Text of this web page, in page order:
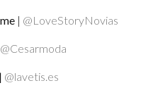
| @LoveStoryNovias
@Cesarmoda
@lavetis.es